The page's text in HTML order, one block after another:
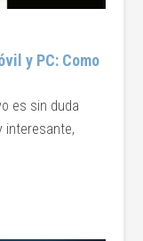
y PC: Como
es sin duda
interesante,